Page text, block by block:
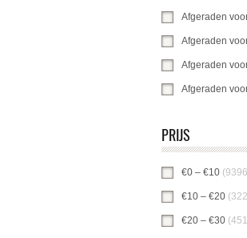
Afgeraden
Afgeraden
Afgeraden
Afgeraden
PRIJS
€0 – €10
€10 – €20
€20 – €30